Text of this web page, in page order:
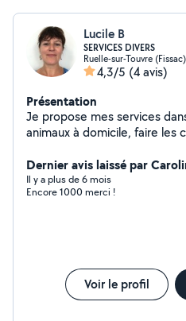
Lucile B
SERVICES DIVERS
Ruelle-sur-Touvre (Fissac)
4,3/5 (4 avis)
Présentation
Je propose mes services
animaux à domicile, faire les
d'entretien individuel
Dernier avis laissé par
Il y a plus de 6 mois
Encore 1000 merci !
Voir le profil